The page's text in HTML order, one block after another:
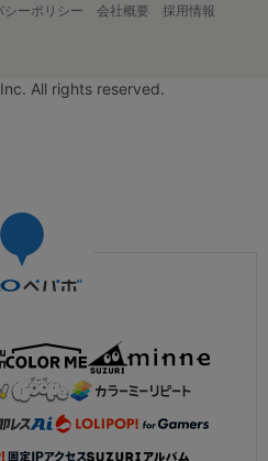
シーポリシー 会社概要
採用情報
All rights reserved.